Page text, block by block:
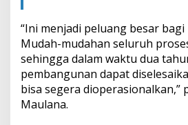
“Ini menjadi peluang besar bagi
Mudah-mudahan seluruh
sehingga dalam waktu dua
pembangunan dapat
bisa segera dioperasionalkan,”
Maulana.